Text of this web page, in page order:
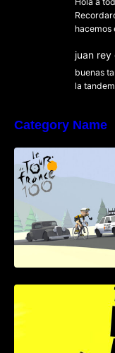
hacemos
juan rey
buenas
la
Category Name